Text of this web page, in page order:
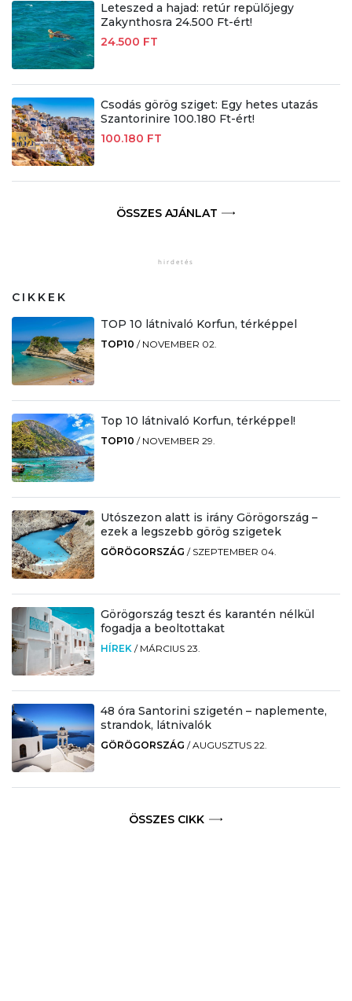
Leteszed a hajad: retúr repülőjegy
Zakynthosra 24.500 Ft-ért!
24.500 FT
Csodás görög sziget: Egy hetes utazás
Szantorinire 100.180 Ft-ért!
100.180 FT
ÖSSZES AJÁNLAT
CIKKEK
TOP 10 látnivaló Korfun, térképpel
TOP10 / NOVEMBER 02.
Top 10 látnivaló Korfun, térképpel!
TOP10 / NOVEMBER 29.
Utószezon alatt is irány Görögország –
ezek a legszebb görög szigetek
GÖRÖGORSZÁG / SZEPTEMBER 04.
Görögország teszt és karantén nélkül
fogadja a beoltottakat
HÍREK / MÁRCIUS 23.
48 óra Santorini szigetén – naplemente,
strandok, látnivalók
GÖRÖGORSZÁG /AUGUSZTUS 22.
ÖSSZES CIKK